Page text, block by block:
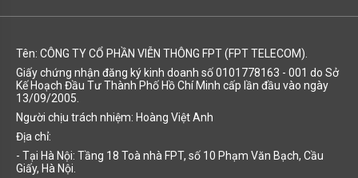
Tên: CÔNG TY CỔ PHẦN VIỄN THÔNG FPT (FPT TELECOM).
Giấy chứng nhận đăng ký kinh doanh số 0101778163 - 001 do Sở
Kế Hoạch Đầu Tư Thành Phố Hồ Chí Minh cấp lần đầu vào ngày
13/09/2005.
Người chịu trách nhiệm: Hoàng Việt Anh
Địa chỉ:
- Tại Hà Nội: Tầng 18 Toà nhà FPT, số 10 Phạm Văn Bạch, Cầu
Giấy, Hà Nội.